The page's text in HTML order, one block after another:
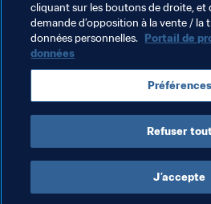
CONDITIONS D'UTILISATION
PORTAIL DE LA FIFA SUR LA PROTECTION
TÉLÉCHARGEMENTS
PARAMÈTRAGE DES COOKIES
Droits d'auteur © 1994 - 2025 FIFA. Tous les droits
Cookie Settings
cliquant sur les boutons de droite, et
demande d’opposition à la vente / la
données personnelles. Portail de
données
Préférences
Refuser
J’accepte